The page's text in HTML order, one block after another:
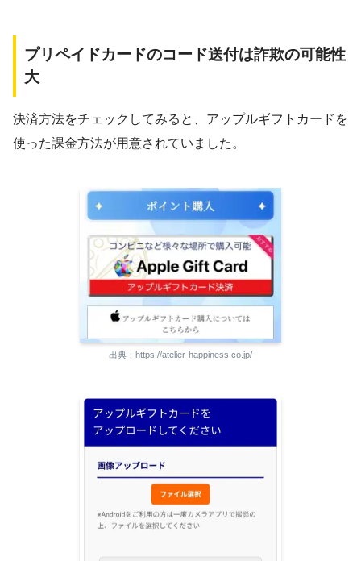
プリペイドカードのコード送付は詐欺の可能性
大
決済方法をチェックしてみると、アップルギフトカードを
使った課金方法が用意されていました。
出典：https://atelier-happiness.co.jp/